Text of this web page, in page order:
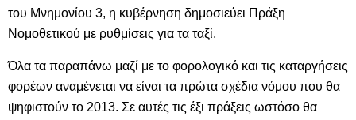
του Μνημονίου 3, η κυβέρνηση δημοσιεύει Πράξη
Νομοθετικού με ρυθμίσεις για τα ταξί.
Όλα τα παραπάνω μαζί με το φορολογικό και τις καταργήσεις
φορέων αναμένεται να είναι τα πρώτα σχέδια νόμου που θα
ψηφιστούν το 2013. Σε αυτές τις έξι πράξεις ωστόσο θα